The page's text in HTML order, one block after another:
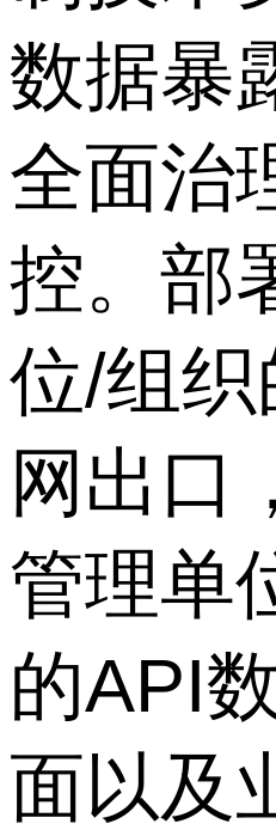
数据暴
全面治
控。部
位/组
网出口
管理单
的API
面以及